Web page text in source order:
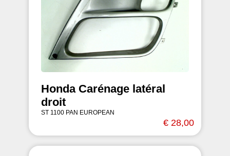
Honda Carénage latéral
droit
ST 1100 PAN EUROPEAN
€ 28,00